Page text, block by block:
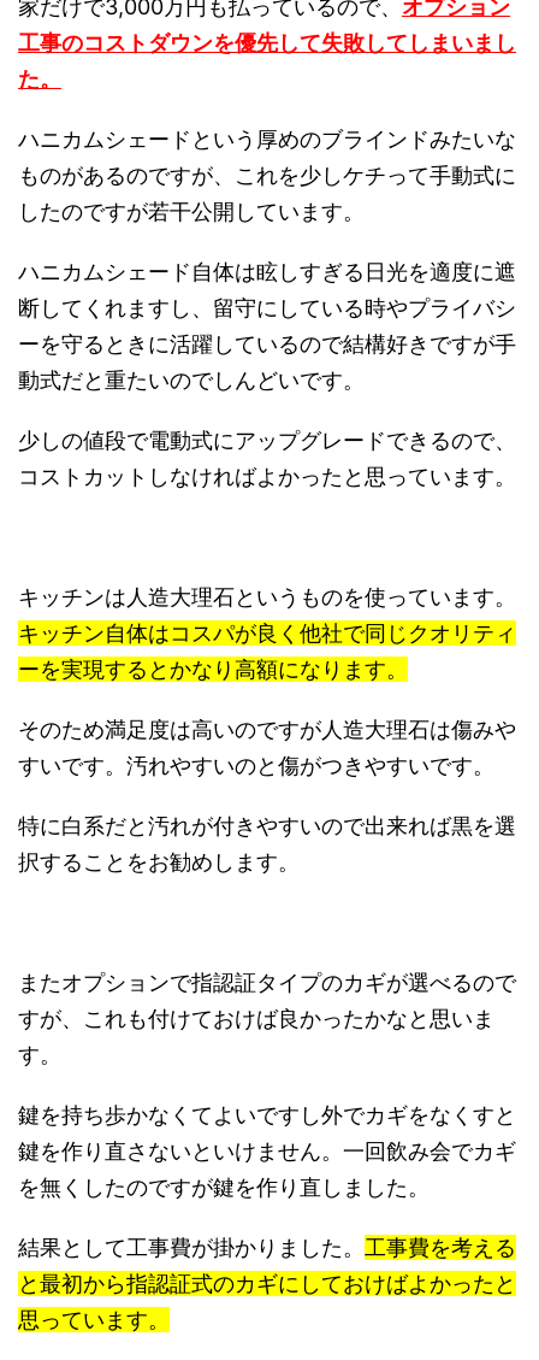
家だけで3,000万円も払っているので、 オプション
工事のコストダウンを優先して失敗してしまいまし
た。
ハニカムシェードという厚めのブラインドみたいな
ものがあるのですが、これを少しケチって手動式に
したのですが若干公開しています。
ハニカムシェード自体は眩しすぎる日光を適度に遮
断してくれますし、留守にしている時やプライバシ
ーを守るときに活躍しているので結構好きですが手
動式だと重たいのでしんどいです。
少しの値段で電動式にアップグレードできるので、
コストカットしなければよかったと思っています。
キッチンは人造大理石というものを使っています。
キッチン自体はコスパが良く他社で同じクオリティ
ーを実現するとかなり高額になります。
そのため満足度は高いのですが人造大理石は傷みや
すいです。汚れやすいのと傷がつきやすいです。
特に白系だと汚れが付きやすいので出来れば黒を選
択することをお勧めします。
またオプションで指認証タイプのカギが選べるので
すが、これも付けておけば良かったかなと思いま
す。
鍵を持ち歩かなくてよいですし外でカギをなくすと
鍵を作り直さないといけません。一回飲み会でカギ
を無くしたのですが鍵を作り直しました。
結果として工事費が掛かりました。 工事費を考える
と最初から指認証式のカギにしておけばよかったと
思っています。